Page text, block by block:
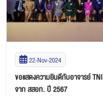
22-Nov-2024
ขอแสดงความยินดีกับอาจารย์
จาก สสอท. ปี 2567